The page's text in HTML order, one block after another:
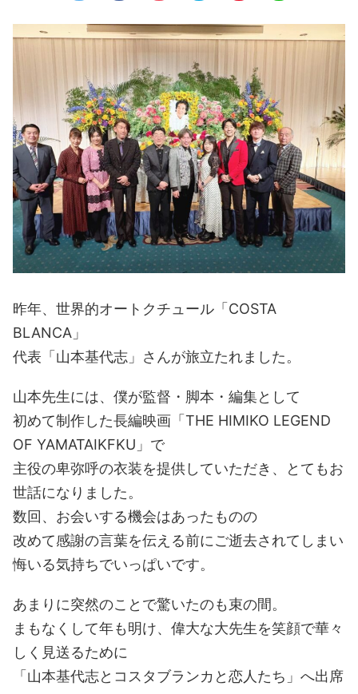
昨年、世界的オートクチュール「COSTA
BLANCA」
代表「山本基代志」さんが旅立たれました。
山本先生には、僕が監督・脚本・編集として
初めて制作した長編映画「THE HIMIKO LEGEND
OF YAMATAIKFKU」で
主役の卑弥呼の衣装を提供していただき、とてもお
世話になりました。
数回、お会いする機会はあったものの
改めて感謝の言葉を伝える前にご逝去されてしまい
悔いる気持ちでいっぱいです。
あまりに突然のことで驚いたのも束の間。
まもなくして年も明け、偉大な大先生を笑顔で華々
しく見送るために
「山本基代志とコスタブランカと恋人たち」へ出席